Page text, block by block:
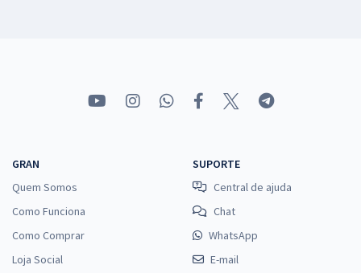
GRAN
Quem Somos
Como Funciona
Como Comprar
Loja Social
SUPORTE
Central de ajuda
Chat
WhatsApp
E-mail